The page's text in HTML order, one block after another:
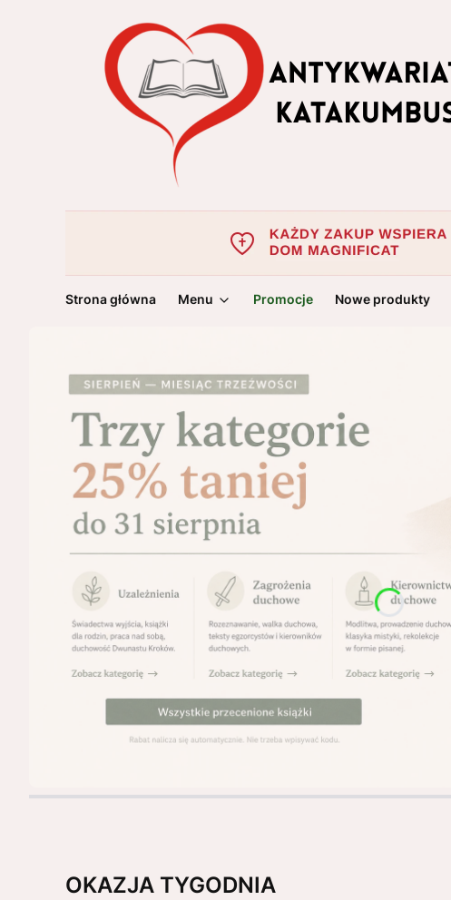
Strona główna Menu Promocje Nowe produkty
Naciśnij Enter lub spację, aby otworzyć stronę.
OKAZJA TYGODNIA